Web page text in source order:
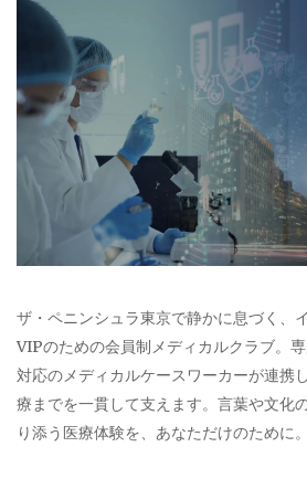
ザ・ペニンシュラ東京で静かに息づく、
VIPのための会員制メディカルクラブ。
対応のメディカルケースワーカーが連携
療までを一貫して支えます。言葉や文化
り添う医療体験を、あなただけのために。